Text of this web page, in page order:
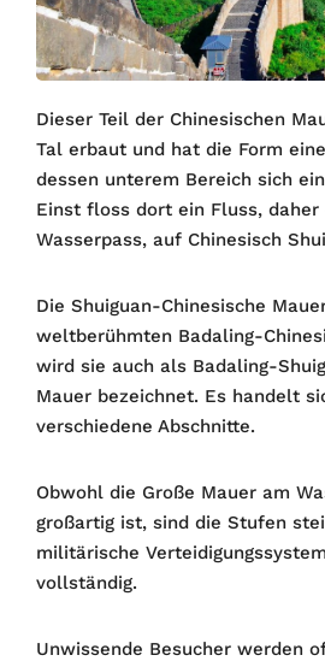
Dieser Teil der Chinesischen
Tal erbaut und hat die Form
dessen unterem Bereich sich
Einst floss dort ein Fluss, daher
Wasserpass, auf Chinesisch
Die Shuiguan-Chinesische
weltberühmten Badaling-
wird sie auch als Badaling-
Mauer bezeichnet. Es handelt
verschiedene Abschnitte.
Obwohl die Große Mauer am
großartig ist, sind die Stufen
militärische
vollständig.
Unwissende Besucher werden